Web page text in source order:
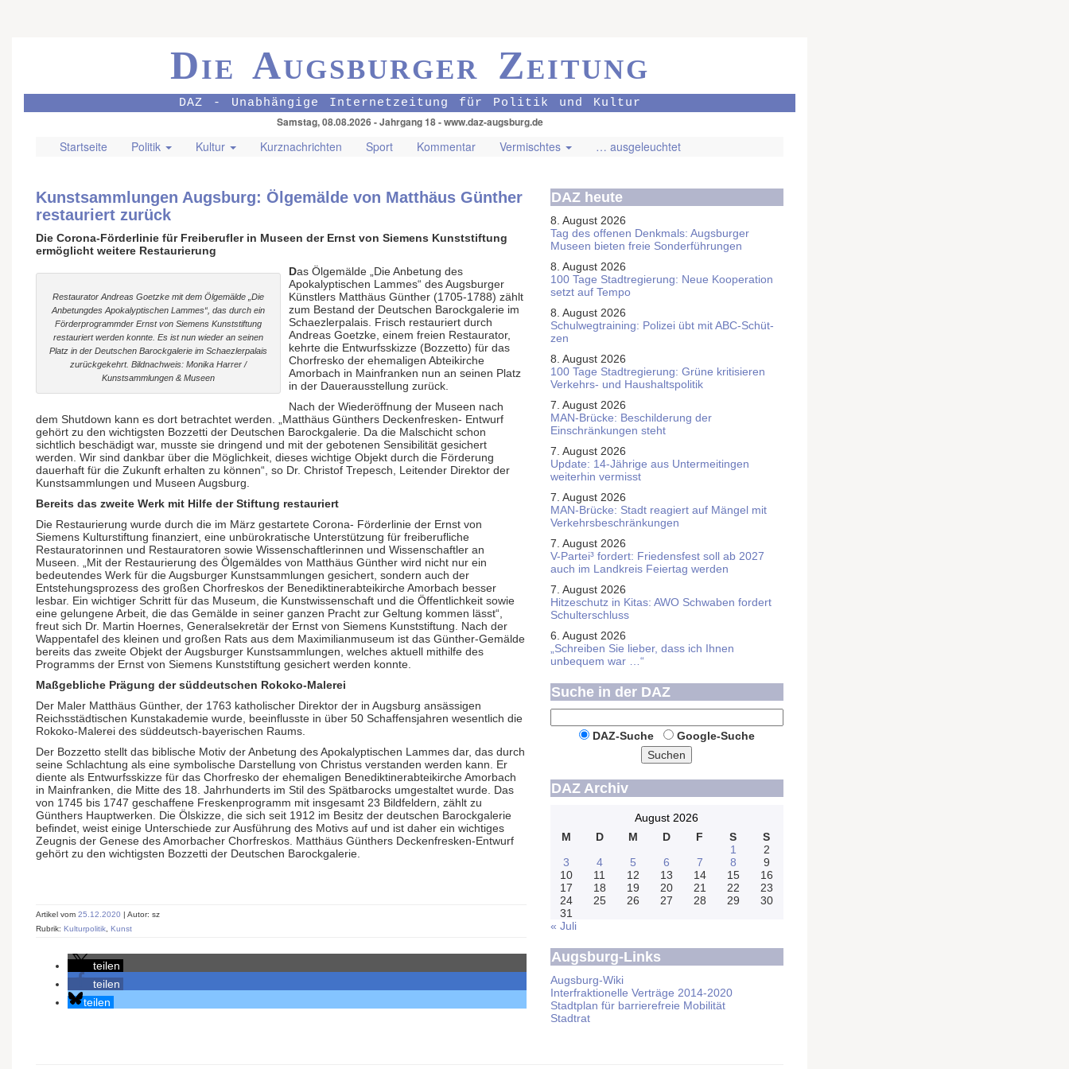
Die Augsburger Zeitung
DAZ - Unabhängige Internetzeitung für Politik und Kultur
Samstag, 08.08.2026 - Jahrgang 18 - www.daz-augsburg.de
Startseite Politik Kultur Kurznachrichten Sport Kommentar Vermischtes … ausgeleuchtet
Kunstsammlungen Augsburg: Ölgemälde von Matthäus Günther
restauriert zurück
Die Corona-Förderlinie für Freiberufler in Museen der Ernst von Siemens Kunststiftung
ermöglicht weitere Restaurierung
Restaurator Andreas Goetzke mit dem Ölgemälde „Die
Anbetungdes Apokalyptischen Lammes“, das durch ein
Förderprogrammder Ernst von Siemens Kunststiftung
restauriert werden konnte. Es ist nun wieder an seinen
Platz in der Deutschen Barockgalerie im Schaezlerpalais
zurückgekehrt. Bildnachweis: Monika Harrer /
Kunstsammlungen & Museen
Das Ölgemälde „Die Anbetung des
Apokalyptischen Lammes“ des Augsburger
Künstlers Matthäus Günther (1705-1788) zählt
zum Bestand der Deutschen Barockgalerie im
Schaezlerpalais. Frisch restauriert durch
Andreas Goetzke, einem freien Restaurator,
kehrte die Entwurfsskizze (Bozzetto) für das
Chorfresko der ehemaligen Abteikirche
Amorbach in Mainfranken nun an seinen Platz
in der Dauerausstellung zurück.
Nach der Wiederöffnung der Museen nach
dem Shutdown kann es dort betrachtet werden. „Matthäus Günthers Deckenfresken- Entwurf
gehört zu den wichtigsten Bozzetti der Deutschen Barockgalerie. Da die Malschicht schon
sichtlich beschädigt war, musste sie dringend und mit der gebotenen Sensibilität gesichert
werden. Wir sind dankbar über die Möglichkeit, dieses wichtige Objekt durch die Förderung
dauerhaft für die Zukunft erhalten zu können“, so Dr. Christof Trepesch, Leitender Direktor der
Kunstsammlungen und Museen Augsburg.
Bereits das zweite Werk mit Hilfe der Stiftung restauriert
Die Restaurierung wurde durch die im März gestartete Corona- Förderlinie der Ernst von
Siemens Kulturstiftung finanziert, eine unbürokratische Unterstützung für freiberufliche
Restauratorinnen und Restauratoren sowie Wissenschaftlerinnen und Wissenschaftler an
Museen. „Mit der Restaurierung des Ölgemäldes von Matthäus Günther wird nicht nur ein
bedeutendes Werk für die Augsburger Kunstsammlungen gesichert, sondern auch der
Entstehungsprozess des großen Chorfreskos der Benediktinerabteikirche Amorbach besser
lesbar. Ein wichtiger Schritt für das Museum, die Kunstwissenschaft und die Öffentlichkeit sowie
eine gelungene Arbeit, die das Gemälde in seiner ganzen Pracht zur Geltung kommen lässt“,
freut sich Dr. Martin Hoernes, Generalsekretär der Ernst von Siemens Kunststiftung. Nach der
Wappentafel des kleinen und großen Rats aus dem Maximilianmuseum ist das Günther-Gemälde
bereits das zweite Objekt der Augsburger Kunstsammlungen, welches aktuell mithilfe des
Programms der Ernst von Siemens Kunststiftung gesichert werden konnte.
Maßgebliche Prägung der süddeutschen Rokoko-Malerei
Der Maler Matthäus Günther, der 1763 katholischer Direktor der in Augsburg ansässigen
Reichsstädtischen Kunstakademie wurde, beeinflusste in über 50 Schaffensjahren wesentlich die
Rokoko-Malerei des süddeutsch-bayerischen Raums.
Der Bozzetto stellt das biblische Motiv der Anbetung des Apokalyptischen Lammes dar, das durch
seine Schlachtung als eine symbolische Darstellung von Christus verstanden werden kann. Er
diente als Entwurfsskizze für das Chorfresko der ehemaligen Benediktinerabteikirche Amorbach
in Mainfranken, die Mitte des 18. Jahrhunderts im Stil des Spätbarocks umgestaltet wurde. Das
von 1745 bis 1747 geschaffene Freskenprogramm mit insgesamt 23 Bildfeldern, zählt zu
Günthers Hauptwerken. Die Ölskizze, die sich seit 1912 im Besitz der deutschen Barockgalerie
befindet, weist einige Unterschiede zur Ausführung des Motivs auf und ist daher ein wichtiges
Zeugnis der Genese des Amorbacher Chorfreskos. Matthäus Günthers Deckenfresken-Entwurf
gehört zu den wichtigsten Bozzetti der Deutschen Barockgalerie.
Artikel vom 25.12.2020 | Autor: sz
Rubrik: Kulturpolitik Kunst
teilen
teilen
teilen
DAZ heute
8. August 2026
Tag des offenen Denkmals: Augsburger
Museen bieten freie Sonderführungen
8. August 2026
100 Tage Stadtregierung: Neue Kooperation
setzt auf Tempo
8. August 2026
Schul­weg­trai­ning: Poli­zei übt mit ABC-Schüt­
zen
8. August 2026
100 Tage Stadtregierung: Grüne kritisieren
Verkehrs- und Haushaltspolitik
7. August 2026
MAN-Brücke: Beschilderung der
Einschränkungen steht
7. August 2026
Update: 14-Jährige aus Untermeitingen
weiterhin vermisst
7. August 2026
MAN-Brücke: Stadt reagiert auf Mängel mit
Verkehrsbeschränkungen
7. August 2026
V-Partei­³ fordert: Friedens­fest soll ab 2027
auch im Land­kreis Feier­tag werden
7. August 2026
Hitzeschutz in Kitas: AWO Schwaben fordert
Schulterschluss
6. August 2026
„Schreiben Sie lieber, dass ich Ihnen
unbequem war …“
Suche in der DAZ
DAZ-Suche
Google-Suche
Suchen
DAZ Archiv
August 2026
M
D M D F S
S
1
2
3
4 5 6 7 8
9
10
11 12 13 14 15
16
17
18 19 20 21 22
23
24
25 26 27 28 29
30
31
« Juli
Augsburg-Links
Augsburg-Wiki
Interfraktionelle Verträge 2014-2020
Stadtplan für barrierefreie Mobilität
Stadtrat